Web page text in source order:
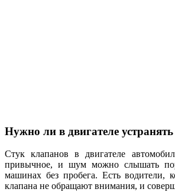
Нужно ли в двигателе
Стук клапанов в двигателе
привычное, и шум можно слышать
машинах без пробега. Есть водители,
клапана не обращают внимания, и